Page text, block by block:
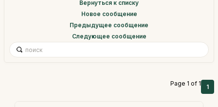
Вернуться к списку
Новое сообщение
Предыдущее сообщение
Следующее сообщение
Page 1 of 1 1